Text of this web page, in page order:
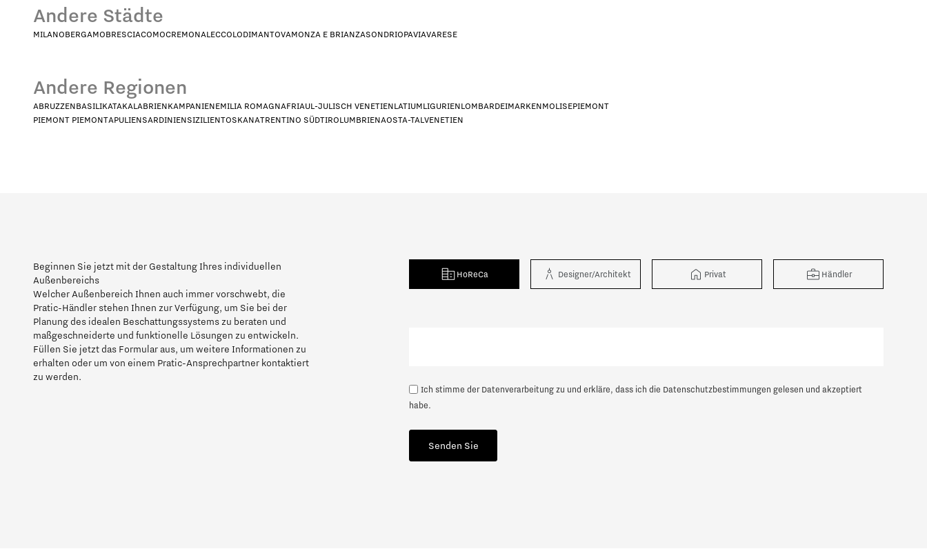
Andere Städte
MILANOBERGAMOBRESCIACOMOCREMONALECCOLODIMANTOVAMONZA E BRIANZASONDRIOPAVIAVARESE
Andere Regionen
ABRUZZENBASILIKATAKALABRIENKAMPANIENEMILIA ROMAGNAFRIAUL-JULISCH VENETIENLATIUMLIGURIENLOMBARDEIMARKENMOLISEPIEMONT
PIEMONT PIEMONTAPULIENSARDINIENSIZILIENTOSKANATRENTINO SÜDTIROLUMBRIENAOSTA-TALVENETIEN
Beginnen Sie jetzt mit der Gestaltung Ihres individuellen
Außenbereichs
Welcher Außenbereich Ihnen auch immer vorschwebt, die
Pratic-Händler stehen Ihnen zur Verfügung, um Sie bei der
Planung des idealen Beschattungssystems zu beraten und
maßgeschneiderte und funktionelle Lösungen zu entwickeln.
Füllen Sie jetzt das Formular aus, um weitere Informationen zu
erhalten oder um von einem Pratic-Ansprechpartner kontaktiert
zu werden.
HoReCa Designer/Architekt Privat Händler
Ich stimme der Datenverarbeitung zu und erkläre, dass ich die Datenschutzbestimmungen gelesen und akzeptiert
habe.
Senden Sie
Welches Profil stellt Sie am besten dar?